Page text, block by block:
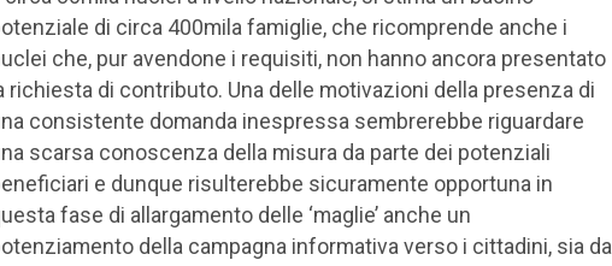
di circa 400mila famiglie, che ricomprende anche i
che, pur avendone i requisiti, non hanno ancora presentato
richiesta di contributo. Una delle motivazioni della presenza di
consistente domanda inespressa sembrerebbe riguardare
scarsa conoscenza della misura da parte dei potenziali
e dunque risulterebbe sicuramente opportuna in
fase di allargamento delle ‘maglie’ anche un
della campagna informativa verso i cittadini, sia da